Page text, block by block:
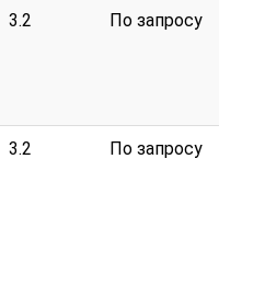
3.2 По запросу
3.2 По запросу